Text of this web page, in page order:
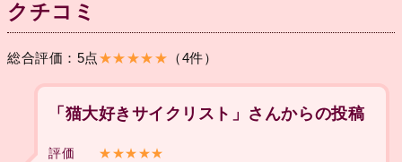
クチコミ
総合評価：5点★★★★★ （4件）
「猫大好きサイクリスト」さんからの投稿
評価
★★★★★